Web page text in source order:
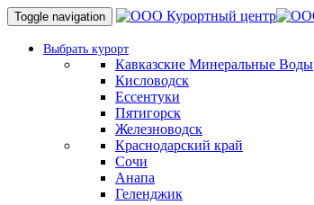
Toggle navigation
Выбрать курорт
Кавказские Минеральные Воды
Кисловодск
Ессентуки
Пятигорск
Железноводск
Краснодарский край
Сочи
Анапа
Геленджик